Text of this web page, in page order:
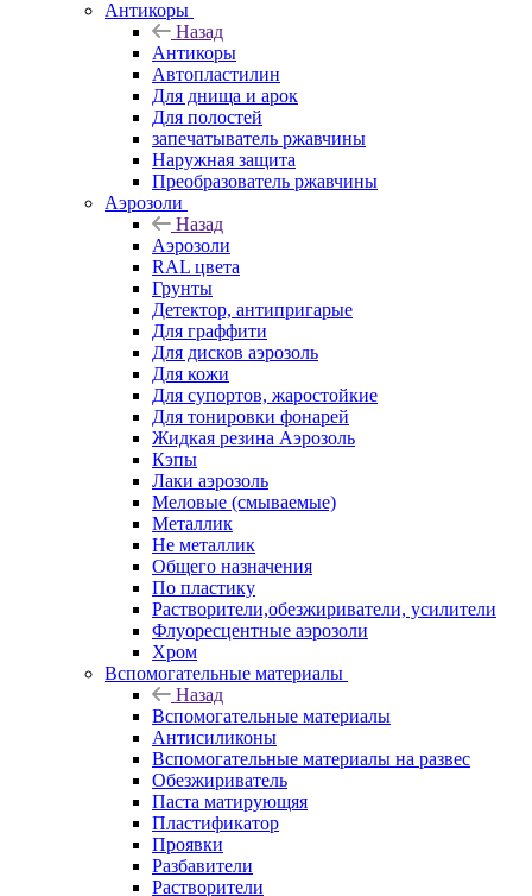
Антикоры
Назад
Антикоры
Автопластилин
Для днища и арок
Для полостей
запечатыватель ржавчины
Наружная защита
Преобразователь ржавчины
Аэрозоли
Назад
Аэрозоли
RAL цвета
Грунты
Детектор, антипригарые
Для граффити
Для дисков аэрозоль
Для кожи
Для супортов, жаростойкие
Для тонировки фонарей
Жидкая резина Аэрозоль
Кэпы
Лаки аэрозоль
Меловые (смываемые)
Металлик
Не металлик
Общего назначения
По пластику
Растворители,обезжириватели, усилители
Флуоресцентные аэрозоли
Хром
Вспомогательные материалы
Назад
Вспомогательные материалы
Антисиликоны
Вспомогательные материалы на развес
Обезжириватель
Паста матирующяя
Пластификатор
Проявки
Разбавители
Растворители